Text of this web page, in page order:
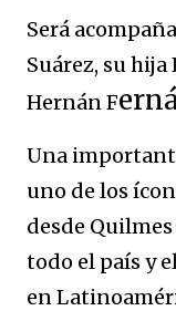
Será
Suárez, su
Hernán F
Una
uno de los
desde
todo el país y
en